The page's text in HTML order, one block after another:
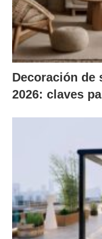
Decoración de
2026: claves